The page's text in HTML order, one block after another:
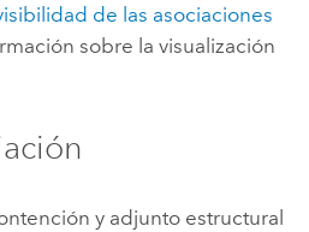
de las asociaciones
sobre la visualización
y adjunto estructural